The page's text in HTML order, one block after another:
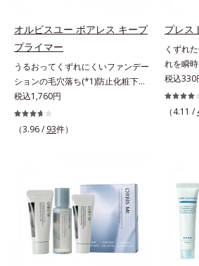
て肌表面にうるおいベールを形成。
これにより、洗い流した瞬間に汚れ
が肌に再付着することを防止し、細
かい毛穴汚れをごっそりするん！角
栓溶解オイル(*4)が詰まりや黒ずみ
も溶かして、毛穴の目立ちにくいす
べすべ肌に洗い上げます。大人肌の
ためのくすみ(*5)を晴らすアプロー
しくなる晴れやかな肌に導きます。
*1 ポーラ化成独自の（Ｃ１２－２
０）アルキルグルコシド（保湿）で
形成するミセルから、汚れをはね返
す水の膜をつくる技術が日本初
分が乾
うるお
(*5)：エ
共通成
補給成
コシを
の“定
方で定
分解シ
コフェ
ン酸ア
ギニン
オルビスユー ポアレス キープ
プライマー
うるおってくずれにくいファンデー
ションの毛穴落ち(*1)防止化粧下
地。ファンデーションの毛穴落ち
(*1)防止化粧下地です。毛穴
1/10000サイズのマイクロカバー成
ず、メイクのりがUPします。水分
と皮脂のバランスを整え、乾燥＆ベ
タつきレスに。さらに毛穴周りの肌
にうるおいを与え、キュッと引き締
め＆ハリ感をUPさせます。また皮
税込1,760円
（3.96 / 93件）
プレス
くずれ
れを瞬
トパウ
に晴ら
ダーで
ション
や毛穴
お直し
らに余
皮脂の
メイク
税込330
（4.11 /